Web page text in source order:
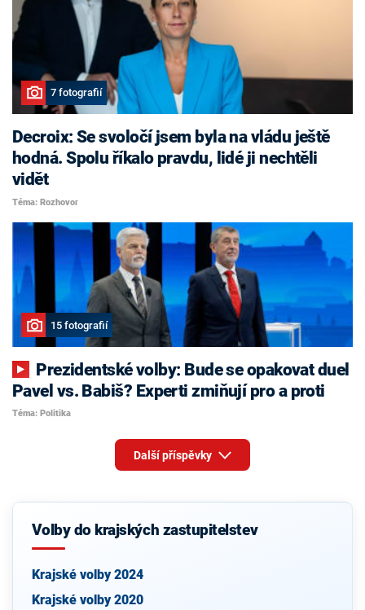
7 fotografií
Decroix: Se svoločí jsem byla na vládu ještě
hodná. Spolu říkalo pravdu, lidé ji nechtěli
vidět
Téma: Rozhovor
15 fotografií
Pavel vs. Babiš? Experti zmiňují pro a proti
Téma: Politika
Další příspěvky
Volby do krajských zastupitelstev
Krajské volby 2024
Krajské volby 2020